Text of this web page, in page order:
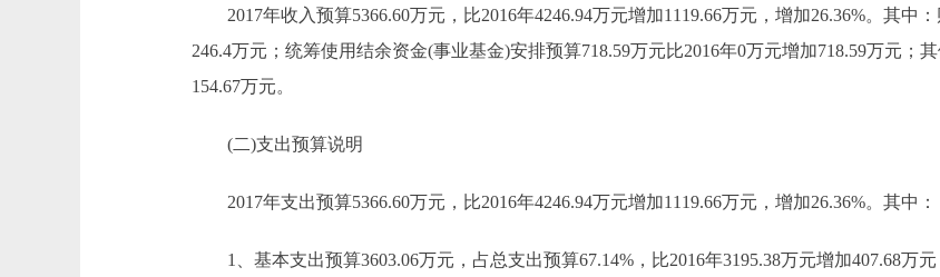
2017年收入预算5366.60万元，比2016年4246.94万元增加1119.66万元，增加26.36%。其中：
246.4万元；统筹使用结余资金(事业基金)安排预算718.59万元比2016年0万元增加718.59万元；
154.67万元。
(二)支出预算说明
2017年支出预算5366.60万元，比2016年4246.94万元增加1119.66万元，增加26.36%。其中：
1、基本支出预算3603.06万元，占总支出预算67.14%，比2016年3195.38万元增加407.68万